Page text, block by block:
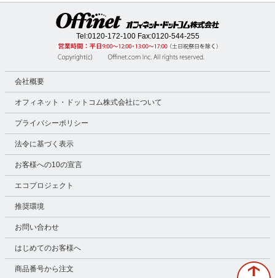
Tel:0120-172-100Fax:0120-544-255
会社概要
オフィネット・ドットコム株式会社について
プライバシーポリシー
法令に基づく表示
お客様への10の宣言
エコプロジェクト
推奨環境
お問い合わせ
はじめてのお客様へ
商品番号から注文